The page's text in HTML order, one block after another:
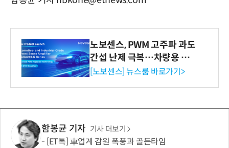
노보센스, PWM 고주파 과도
간섭 난제 극복…차량용 전
류 감지 증폭기
[노보센스] 뉴스룸 바로가기>
함봉균 기자 기사 더보기
[ET톡] 車업계 감원 폭풍과 골든타임